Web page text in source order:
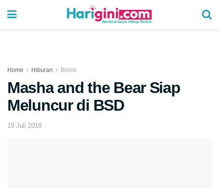
Home Hiburan Bisnis
Masha and the Bear Siap
Meluncur di BSD
19 Juli 2018